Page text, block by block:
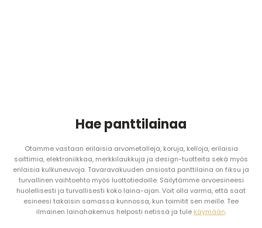
Hae panttilainaa
Otamme vastaan erilaisia arvometalleja, koruja, kelloja, erilaisia
soittimia, elektroniikkaa, merkkilaukkuja ja design-tuotteita sekä myös
erilaisia kulkuneuvoja. Tavaravakuuden ansiosta panttilaina on fiksu ja
turvallinen vaihtoehto myös luottotiedoille. Säilytämme arvoesineesi
huolellisesti ja turvallisesti koko laina-ajan. Voit olla varma, että saat
esineesi takaisin samassa kunnossa, kun toimitit sen meille. Tee
ilmainen lainahakemus helposti netissä ja tule käymään.